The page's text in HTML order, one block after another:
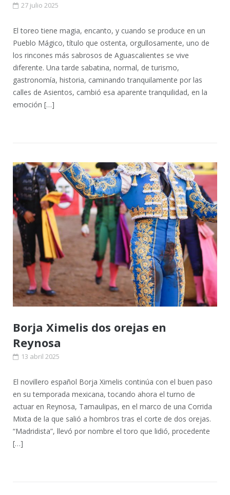
27 julio 2025
El toreo tiene magia, encanto, y cuando se produce en un
Pueblo Mágico, título que ostenta, orgullosamente, uno de
los rincones más sabrosos de Aguascalientes se vive
diferente. Una tarde sabatina, normal, de turismo,
gastronomía, historia, caminando tranquilamente por las
calles de Asientos, cambió esa aparente tranquilidad, en la
emoción […]
Borja Ximelis dos orejas en
Reynosa
13 abril 2025
El novillero español Borja Ximelis continúa con el buen paso
en su temporada mexicana, tocando ahora el turno de
actuar en Reynosa, Tamaulipas, en el marco de una Corrida
Mixta de la que salió a hombros tras el corte de dos orejas.
“Madridista”, llevó por nombre el toro que lidió, procedente
[…]